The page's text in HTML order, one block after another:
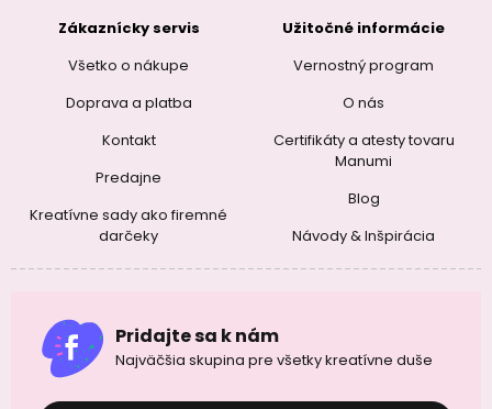
Zákaznícky servis
Všetko o nákupe
Doprava a platba
Kontakt
Predajne
Kreatívne sady ako firemné
darčeky
Užitočné informácie
Vernostný program
O nás
Certifikáty a atesty tovaru
Manumi
Blog
Návody & Inšpirácia
Pridajte sa k nám
Najväčšia skupina pre všetky kreatívne duše